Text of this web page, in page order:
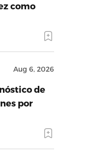
como
Aug 6, 2026
de
por